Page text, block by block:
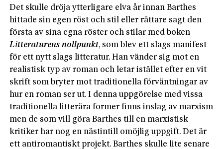
Det skulle dröja ytterligare elva år innan Barthes
hittade sin egen röst och stil eller rättare sagt den
första av sina egna röster och stilar med boken
Litteraturens nollpunkt, som blev ett slags manifest
för ett nytt slags litteratur. Han vänder sig mot en
realistisk typ av roman och letar istället efter en vit
skrift som bryter mot traditionella förväntningar av
hur en roman ser ut. I denna uppgörelse med vissa
traditionella litterära former finns inslag av marxism
men de som vill göra Barthes till en marxistisk
kritiker har nog en nästintill omöjlig uppgift. Det är
ett antiromantiskt projekt. Barthes skulle lite senare